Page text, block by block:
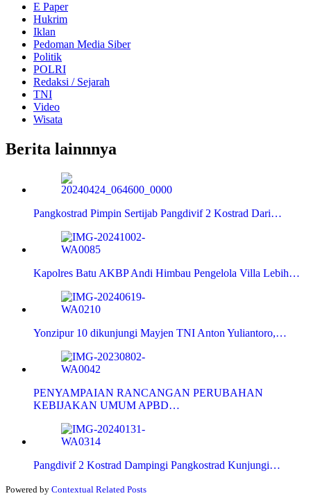
E Paper
Hukrim
Iklan
Pedoman Media Siber
Politik
POLRI
Redaksi / Sejarah
TNI
Video
Wisata
Berita lainnnya
Pangkostrad Pimpin Sertijab Pangdivif 2 Kostrad Dari…
Kapolres Batu AKBP Andi Himbau Pengelola Villa Lebih…
Yonzipur 10 dikunjungi Mayjen TNI Anton Yuliantoro,…
PENYAMPAIAN RANCANGAN PERUBAHAN
KEBIJAKAN UMUM APBD…
Pangdivif 2 Kostrad Dampingi Pangkostrad Kunjungi…
Powered by Contextual Related Posts